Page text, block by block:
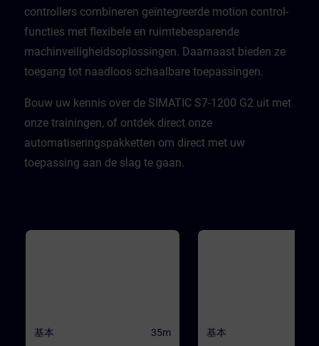
controllers combineren geïntegreerde motion control-
functies met flexibele en ruimtebesparende
machinveiligheidsoplossingen. Daarnaast bieden ze
toegang tot naadloos schaalbare toepassingen. ​
Bouw uw kennis over de SIMATIC S7-1200 G2 uit met
onze trainingen, of ontdek direct onze
automatiseringspakketten om direct met uw
toepassing aan de slag te gaan.
基本 35m 基本